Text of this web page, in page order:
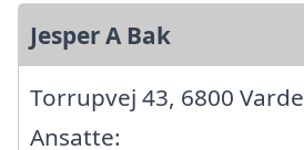
Jesper A Bak
Torrupvej 43, 6800 Varde
Ansatte: